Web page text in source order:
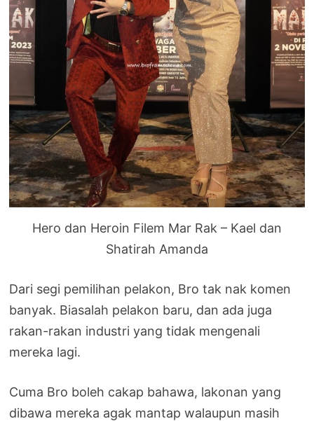
Hero dan Heroin Filem Mar Rak – Kael dan
Shatirah Amanda
Dari segi pemilihan pelakon, Bro tak nak komen
banyak. Biasalah pelakon baru, dan ada juga
rakan-rakan industri yang tidak mengenali
mereka lagi.
Cuma Bro boleh cakap bahawa, lakonan yang
dibawa mereka agak mantap walaupun masih